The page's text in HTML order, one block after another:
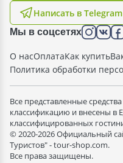
Написать в Telegram
Мы в соцсетях
О насОплатаКак купить
Политика обработки
Все представленные
классификацию и внесены в
классифицированных
© 2020-2026 Официальный
Туристов" - tour-shop.com.
Все права защищены.